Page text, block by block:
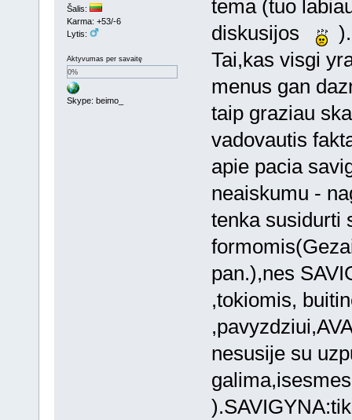
Šalis:
Karma: +53/-6
Lytis:
Aktyvumas per savaitę
0%
Skype: beimo_
tema (tuo
diskusijos
Tai,kas visgi
menus gan
taip graziau
vadovautis
apie pacia
neaiskumu -
tenka susidurti
pan.),nes
,tokiomis,
nesusije su